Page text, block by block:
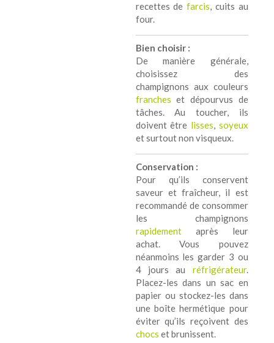
recettes defarcis, cuits au
four.
Bien choisir :
De manière générale,
choisissez des
champignons aux couleurs
franches et dépourvus de
tâches. Au toucher, ils
doivent être lisses, soyeux
et surtout non visqueux.
Conservation :
Pour qu’ils conservent
saveur et fraîcheur, il est
recommandé de consommer
les champignons
rapidementaprès leur
achat. Vous pouvez
néanmoins les garder 3 ou
4 jours au réfrigérateur.
Placez-les dans un sac en
papier ou stockez-les dans
une boîte hermétique pour
éviter qu’ils reçoivent des
chocs et brunissent.